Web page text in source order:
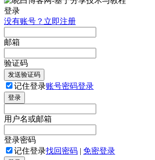
登录
没有账号？立即注册
邮箱
验证码
发送验证码
记住登录账号密码登录
登录
用户名或邮箱
登录密码
记住登录找回密码 | 免密登录